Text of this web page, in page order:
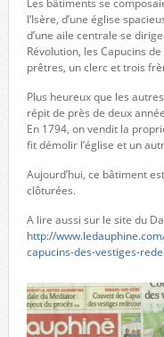
Les bâtiments se
l’Isère, d’une église
d’une aile centrale se
Révolution, les Capucins
prêtres, un clerc et trois
Plus heureux que les
répit de près de deux
En 1794, on vendit la
fit démolir l’église et un
Aujourd’hui, ce bâtiment
clôturées.
A lire aussi sur le site du
http://
capucins-des-vestiges-